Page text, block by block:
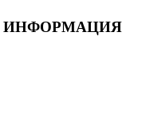
ИНФОРМАЦИЯ